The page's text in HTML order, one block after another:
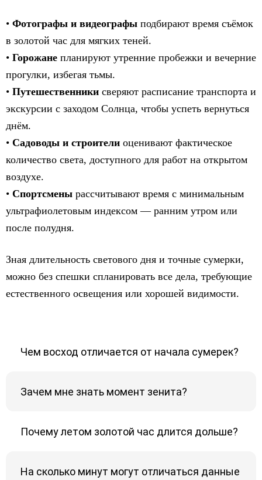
• Фотографы и видеографы подбирают время съёмок
в золотой час для мягких теней.
• Горожане планируют утренние пробежки и вечерние
прогулки, избегая тьмы.
• Путешественники cверяют расписание транспорта и
экскурсии с заходом Солнца, чтобы успеть вернуться
днём.
• Садоводы и строители оценивают фактическое
количество света, доступного для работ на открытом
воздухе.
• Спортсмены рассчитывают время с минимальным
ультрафиолетовым индексом — ранним утром или
после полудня.
Зная длительность светового дня и точные сумерки,
можно без спешки спланировать все дела, требующие
естественного освещения или хорошей видимости.
Чем восход отличается от начала сумерек?
Зачем мне знать момент зенита?
Почему летом золотой час длится дольше?
На сколько минут могут отличаться данные